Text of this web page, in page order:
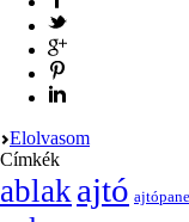
Elolvasom
Címkék
ablak ajtó